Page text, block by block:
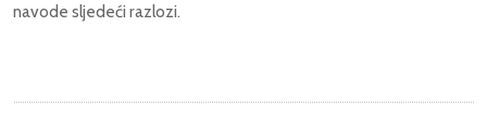
navode sljedeći razlozi.